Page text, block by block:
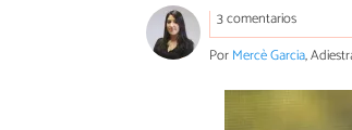
3 comentarios
PorMercè Garcia,